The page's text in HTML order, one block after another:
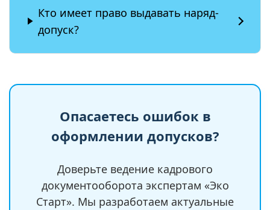
Кто имеет право выдавать наряд-
допуск?
Опасаетесь ошибок в
оформлении допусков?
Доверьте ведение кадрового
документооборота экспертам «Эко
Старт». Мы разработаем актуальные